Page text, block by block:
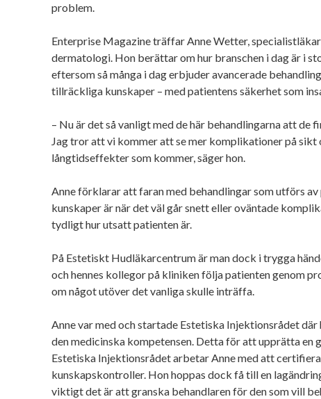
problem.
Enterprise Magazine träffar Anne Wetter,
dermatologi. Hon berättar om hur branschen i dag är i
eftersom så många i dag erbjuder avancerade
tillräckliga kunskaper – med patientens säkerhet som
– Nu är det så vanligt med de här behandlingarna att de
Jag tror att vi kommer att se mer komplikationer på sikt
långtidseffekter som kommer, säger hon.
Anne förklarar att faran med behandlingar som utförs
kunskaper är när det väl går snett eller oväntade
tydligt hur utsatt patienten är.
På Estetiskt Hudläkarcentrum är man dock i trygga
och hennes kollegor på kliniken följa patienten genom
om något utöver det vanliga skulle inträffa.
Anne var med och startade Estetiska Injektionsrådet
den medicinska kompetensen. Detta för att upprätta en
Estetiska Injektionsrådet arbetar Anne med att
kunskapskontroller. Hon hoppas dock få till en
viktigt det är att granska behandlaren för den som vill